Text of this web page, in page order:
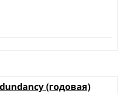
(годовая)